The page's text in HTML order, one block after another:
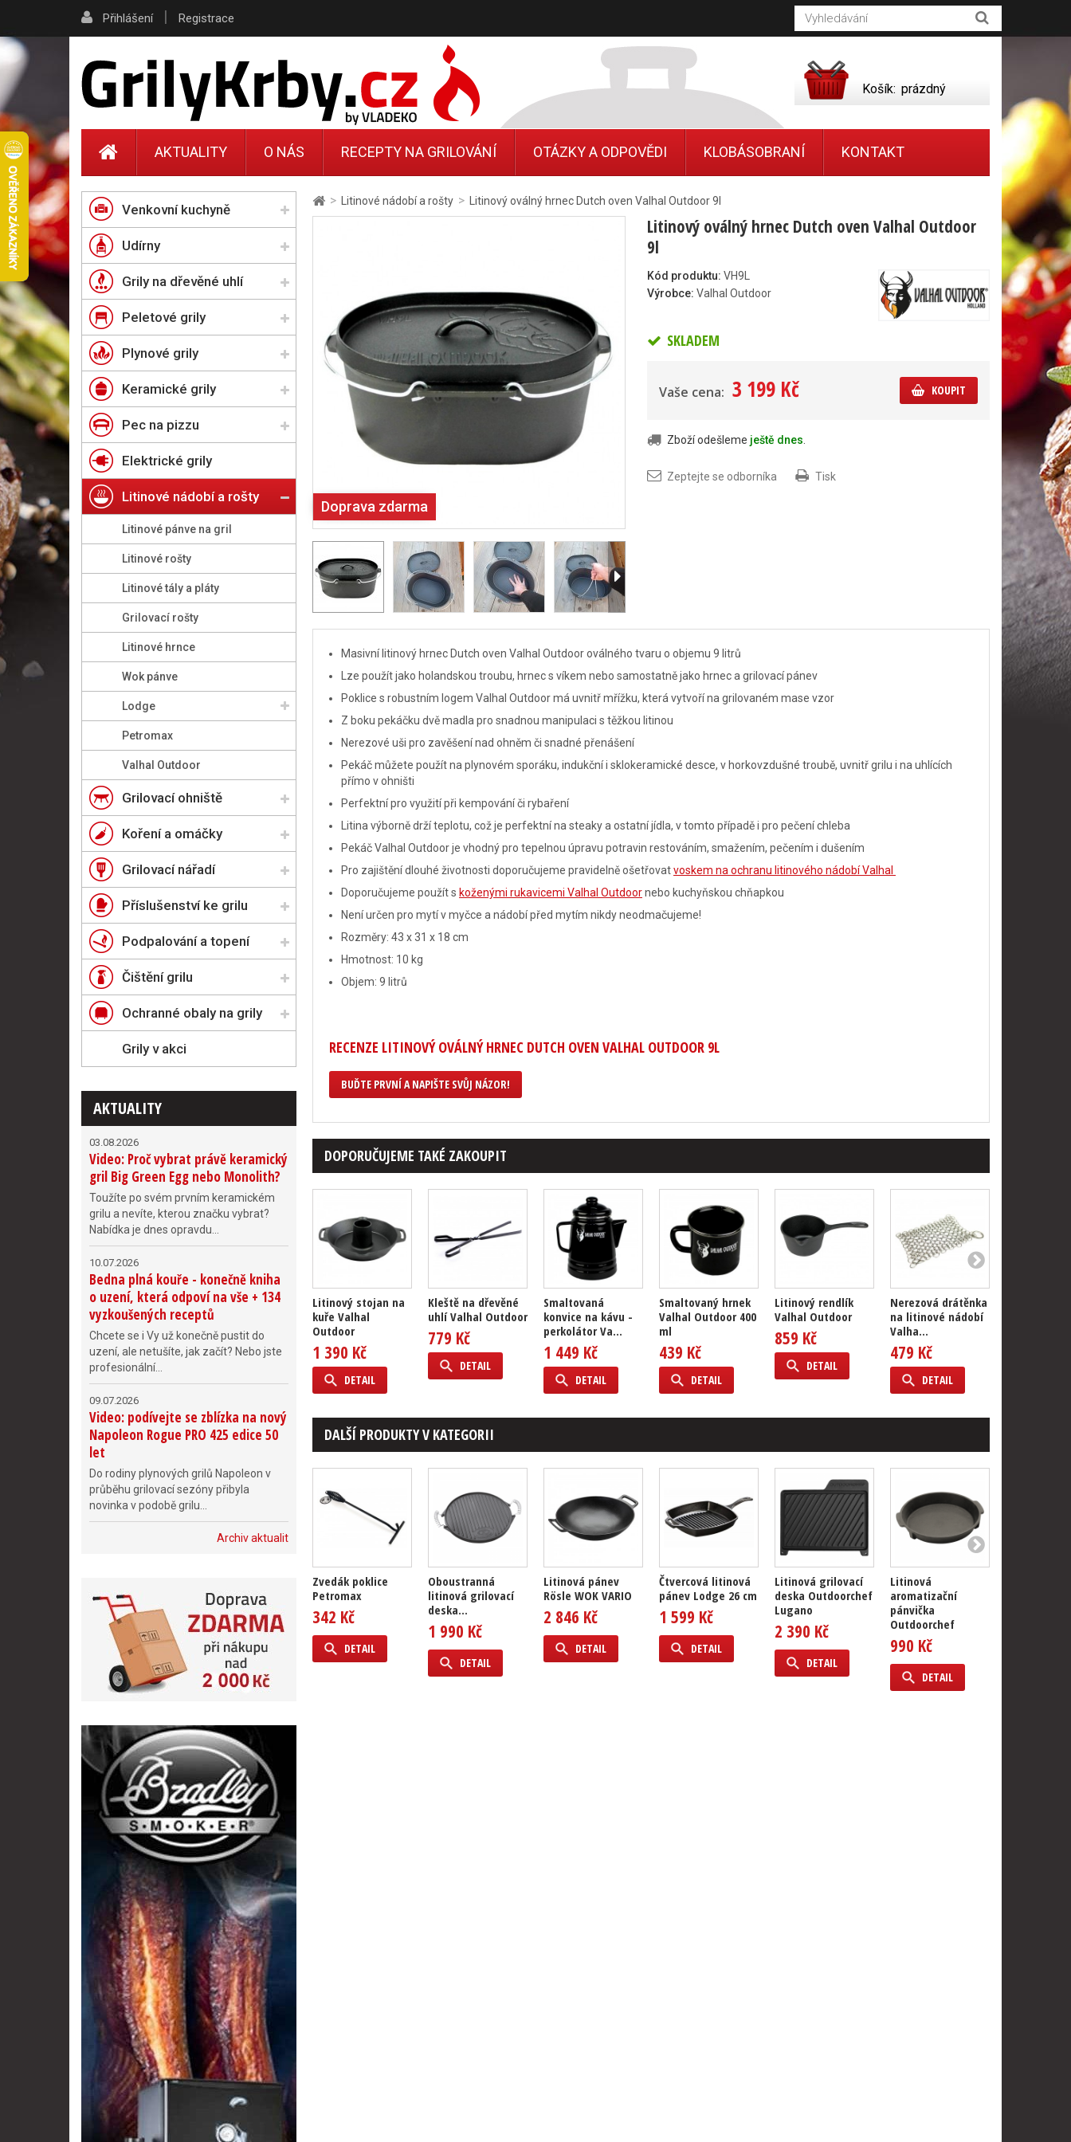
> Litinové nádobí a rošty > Litinový oválný hrnec Dutch oven Valhal Outdoor 9l
Doprava zdarma
Litinový oválný hrnec Dutch oven Valhal Outdoor
9l
Kód produktu: VH9L
Výrobce: Valhal Outdoor
SKLADEM
Vaše cena: 3 199 Kč KOUPIT
Zboží odešleme ještě dnes
Zeptejte se odborníka Tisk
Masivní litinový hrnec Dutch oven Valhal Outdoor oválného tvaru o objemu 9 litrů
Lze použít jako holandskou troubu, hrnec s víkem nebo samostatně jako hrnec a grilovací pánev
Poklice s robustním logem Valhal Outdoor má uvnitř mřížku, která vytvoří na grilovaném mase vzor
Z boku pekáčku dvě madla pro snadnou manipulaci s těžkou litinou
Nerezové uši pro zavěšení nad ohněm či snadné přenášení
Pekáč můžete použít na plynovém sporáku, indukční i sklokeramické desce, v horkovzdušné troubě, uvnitř grilu i na uhlících
přímo v ohništi
Perfektní pro využití při kempování či rybaření
Litina výborně drží teplotu, což je perfektní na steaky a ostatní jídla, v tomto případě i pro pečení chleba
Pekáč Valhal Outdoor je vhodný pro tepelnou úpravu potravin restováním, smažením, pečením i dušením
Pro zajištění dlouhé životnosti doporučujeme pravidelně ošetřovatvoskem na ochranu litinového nádobí Valhal
Doporučujeme použít s koženými rukavicemi Valhal Outdoornebo kuchyňskou chňapkou
Není určen pro mytí v myčce a nádobí před mytím nikdy neodmačujeme!
Rozměry: 43 x 31 x 18 cm
Hmotnost: 10 kg
Objem: 9 litrů
RECENZE LITINOVÝ OVÁLNÝ HRNEC DUTCH OVEN VALHAL OUTDOOR 9L
BUĎTE PRVNÍ A NAPIŠTE SVŮJ NÁZOR!
DOPORUČUJEME TAKÉ ZAKOUPIT
Litinový stojan na
kuře Valhal
Outdoor
1 390 Kč
DETAIL
Kleště na dřevěné
uhlí Valhal Outdoor
779 Kč
DETAIL
Smaltovaná
konvice na kávu -
perkolátor Va...
1 449 Kč
DETAIL
Smaltovaný hrnek
Valhal Outdoor 400
ml
439 Kč
DETAIL
Litinový rendlík
Valhal Outdoor
859 Kč
DETAIL
Nerezová drátěnka
na litinové nádobí
Valha...
479 Kč
DETAIL
DALŠÍ PRODUKTY V KATEGORII
Zvedák poklice
Petromax
342 Kč
DETAIL
Oboustranná
litinová grilovací
deska...
1 990 Kč
DETAIL
Litinová pánev
Rösle WOK VARIO
2 846 Kč
DETAIL
Čtvercová litinová
pánev Lodge 26 cm
1 599 Kč
DETAIL
Litinová grilovací
deska Outdoorchef
Lugano
2 390 Kč
DETAIL
Litinová
aromatizační
pánvička
Outdoorchef
990 Kč
DETAIL
Venkovní kuchyně
Udírny
Grily na dřevěné uhlí
Peletové grily
Plynové grily
Keramické grily
Pec na pizzu
Elektrické grily
Litinové nádobí a rošty
Litinové pánve na gril
Litinové rošty
Litinové tály a pláty
Grilovací rošty
Litinové hrnce
Wok pánve
Lodge
Petromax
Valhal Outdoor
Grilovací ohniště
Koření a omáčky
Grilovací nářadí
Příslušenství ke grilu
Podpalování a topení
Čištění grilu
Ochranné obaly na grily
Grily v akci
AKTUALITY
03.08.2026
Video: Proč vybrat právě keramický
gril Big Green Egg nebo Monolith?
Toužíte po svém prvním keramickém
grilu a nevíte, kterou značku vybrat?
Nabídka je dnes opravdu...
10.07.2026
Bedna plná kouře - konečně kniha
o uzení, která odpoví na vše + 134
vyzkoušených receptů
Chcete se i Vy už konečně pustit do
uzení, ale netušíte, jak začít? Nebo jste
profesionální...
09.07.2026
Video: podívejte se zblízka na nový
Napoleon Rogue PRO 425 edice 50
let
Do rodiny plynových grilů Napoleon v
průběhu grilovací sezóny přibyla
novinka v podobě grilu...
Archiv aktualit
Přihlášení | Registrace
Košík: prázdný
AKTUALITY O NÁS RECEPTY NA GRILOVÁNÍ OTÁZKY A ODPOVĚDI KLOBÁSOBRANÍ KONTAKT